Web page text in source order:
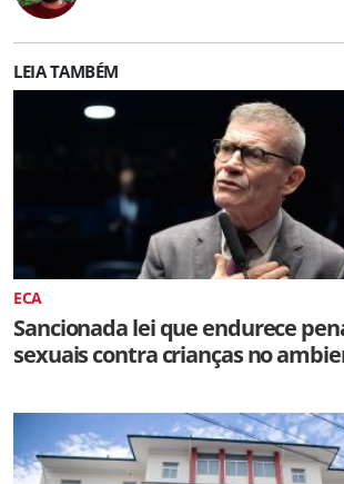
LEIA TAMBÉM
ECA
Sancionada lei que endurece
sexuais contra crianças no